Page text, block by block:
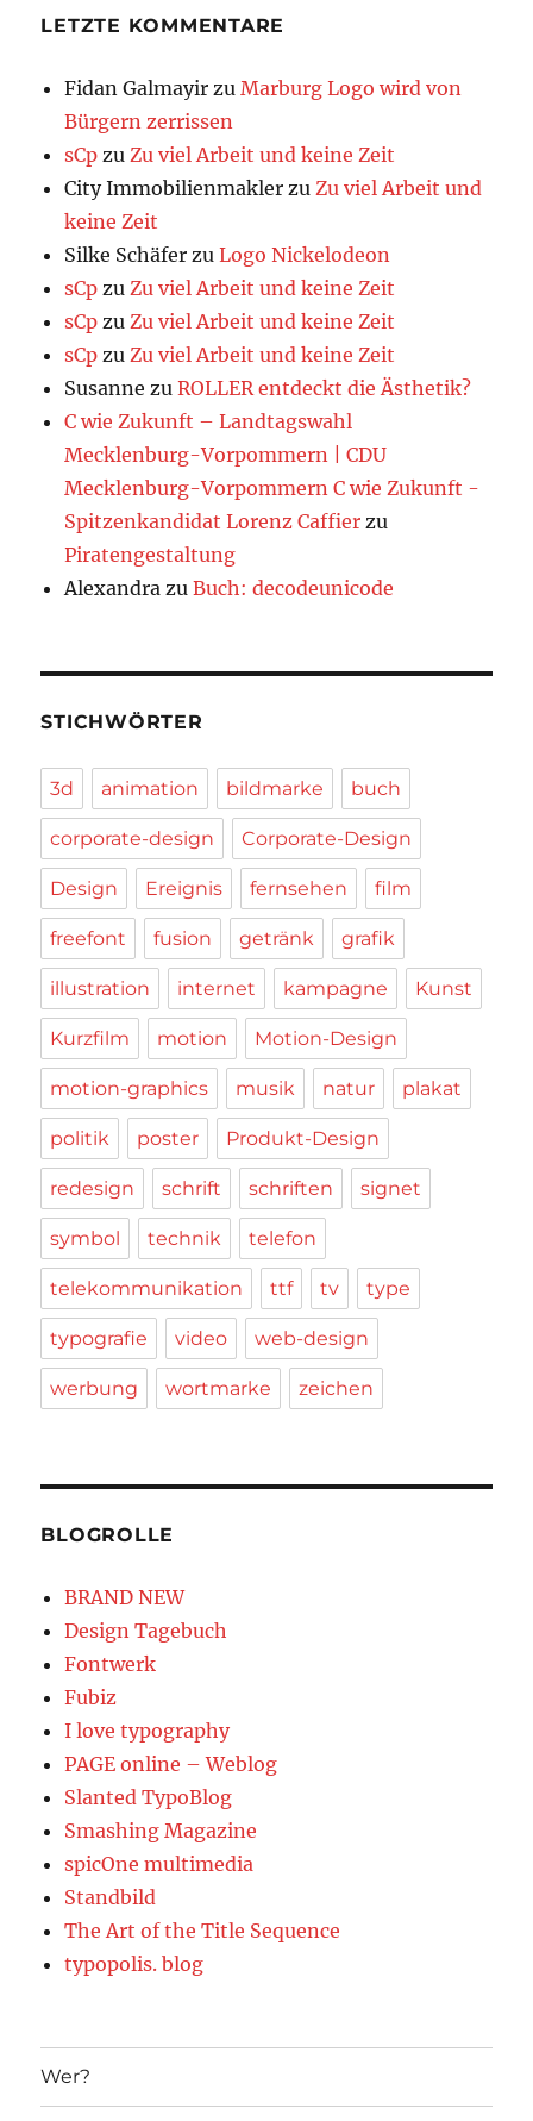
LETZTE KOMMENTARE
Fidan Galmayir zu Marburg Logo wird von
Bürgern zerrissen
sCp zu Zu viel Arbeit und keine Zeit
City Immobilienmakler zu Zu viel Arbeit und
keine Zeit
Silke Schäfer zuLogo Nickelodeon
sCp zu Zu viel Arbeit und keine Zeit
sCp zu Zu viel Arbeit und keine Zeit
sCp zu Zu viel Arbeit und keine Zeit
Susanne zuROLLER entdeckt die Ästhetik?
C wie Zukunft – Landtagswahl
Mecklenburg-Vorpommern | CDU
Mecklenburg-Vorpommern C wie Zukunft -
Spitzenkandidat Lorenz Caffier zu
Piratengestaltung
Alexandra zuBuch: decodeunicode
STICHWÖRTER
3d animation bildmarke buch
corporate-design Corporate-Design
Design Ereignis fernsehen film
freefont fusion getränk grafik
illustration internet kampagne Kunst
Kurzfilm motion Motion-Design
motion-graphics musik natur plakat
politik poster Produkt-Design
redesign schrift schriften signet
symbol technik telefon
telekommunikation ttf tv type
typografie video web-design
werbung wortmarke zeichen
BLOGROLLE
BRAND NEW
Design Tagebuch
Fontwerk
Fubiz
I love typography
PAGE online – Weblog
Slanted TypoBlog
Smashing Magazine
spicOne multimedia
Standbild
The Art of the Title Sequence
typopolis. blog
Wer?